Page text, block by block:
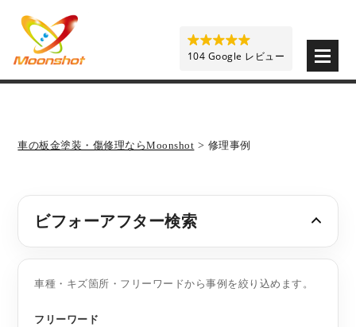
車の板金塗装・傷修理ならMoonshot > 修理事例
ビフォーアフター検索
車種・キズ箇所・フリーワードから事例を絞り込めます。
フリーワード
104 Google レビュー